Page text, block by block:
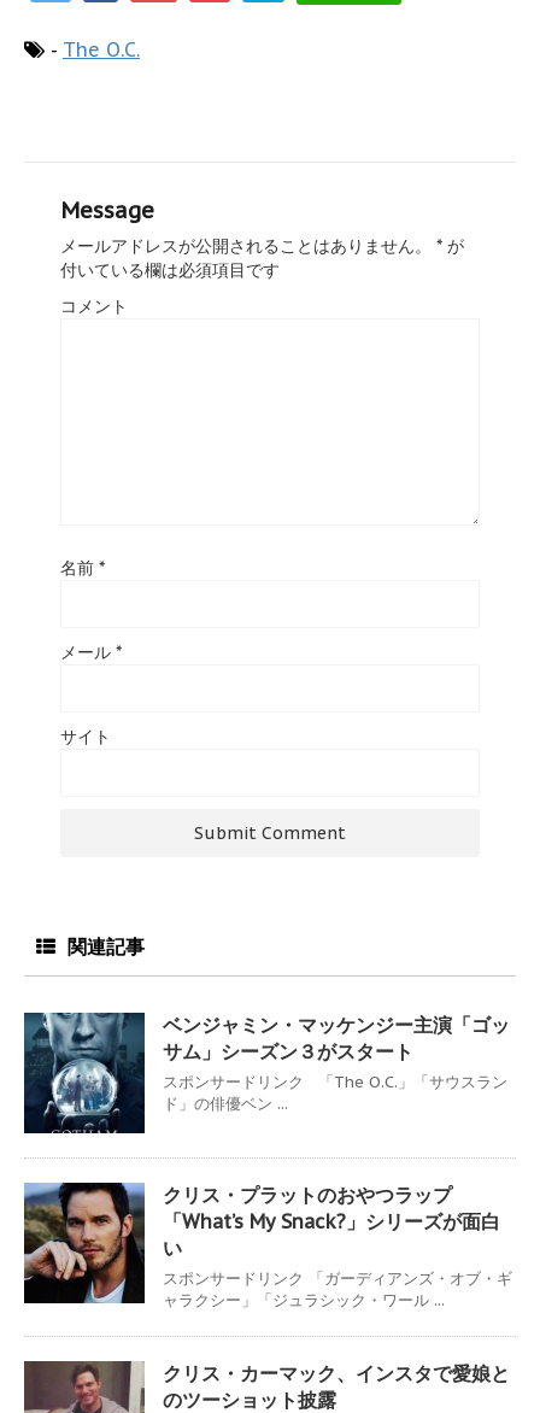
- The O.C.
Message
メールアドレスが公開されることはありません。 * が
付いている欄は必須項目です
コメント
名前 *
メール *
サイト
関連記事
ベンジャミン・マッケンジー主演「ゴッ
サム」シーズン３がスタート
スポンサードリンク 「The O.C.」「サウスラン
ド」の俳優ベン ...
クリス・プラットのおやつラップ
「What’s My Snack?」シリーズが面白
い
スポンサードリンク 「ガーディアンズ・オブ・ギ
ャラクシー」「ジュラシック・ワール ...
クリス・カーマック、インスタで愛娘と
のツーショット披露